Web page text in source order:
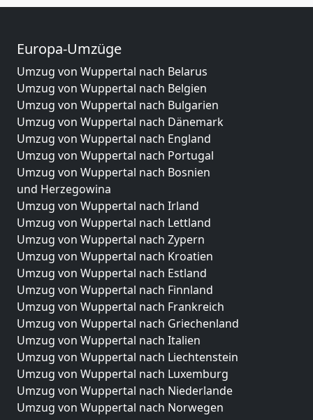
Europa-Umzüge
Umzug von Wuppertal nach Belarus
Umzug von Wuppertal nach Belgien
Umzug von Wuppertal nach Bulgarien
Umzug von Wuppertal nach Dänemark
Umzug von Wuppertal nach England
Umzug von Wuppertal nach Portugal
Umzug von Wuppertal nach Bosnien
und Herzegowina
Umzug von Wuppertal nach Irland
Umzug von Wuppertal nach Lettland
Umzug von Wuppertal nach Zypern
Umzug von Wuppertal nach Kroatien
Umzug von Wuppertal nach Estland
Umzug von Wuppertal nach Finnland
Umzug von Wuppertal nach Frankreich
Umzug von Wuppertal nach Griechenland
Umzug von Wuppertal nach Italien
Umzug von Wuppertal nach Liechtenstein
Umzug von Wuppertal nach Luxemburg
Umzug von Wuppertal nach Niederlande
Umzug von Wuppertal nach Norwegen